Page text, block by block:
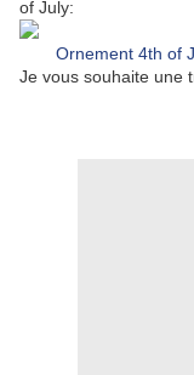
of July:
Ornement 4th of
Je vous souhaite une